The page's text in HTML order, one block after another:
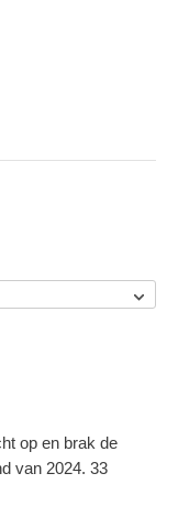
op en brak de
van 2024. 33